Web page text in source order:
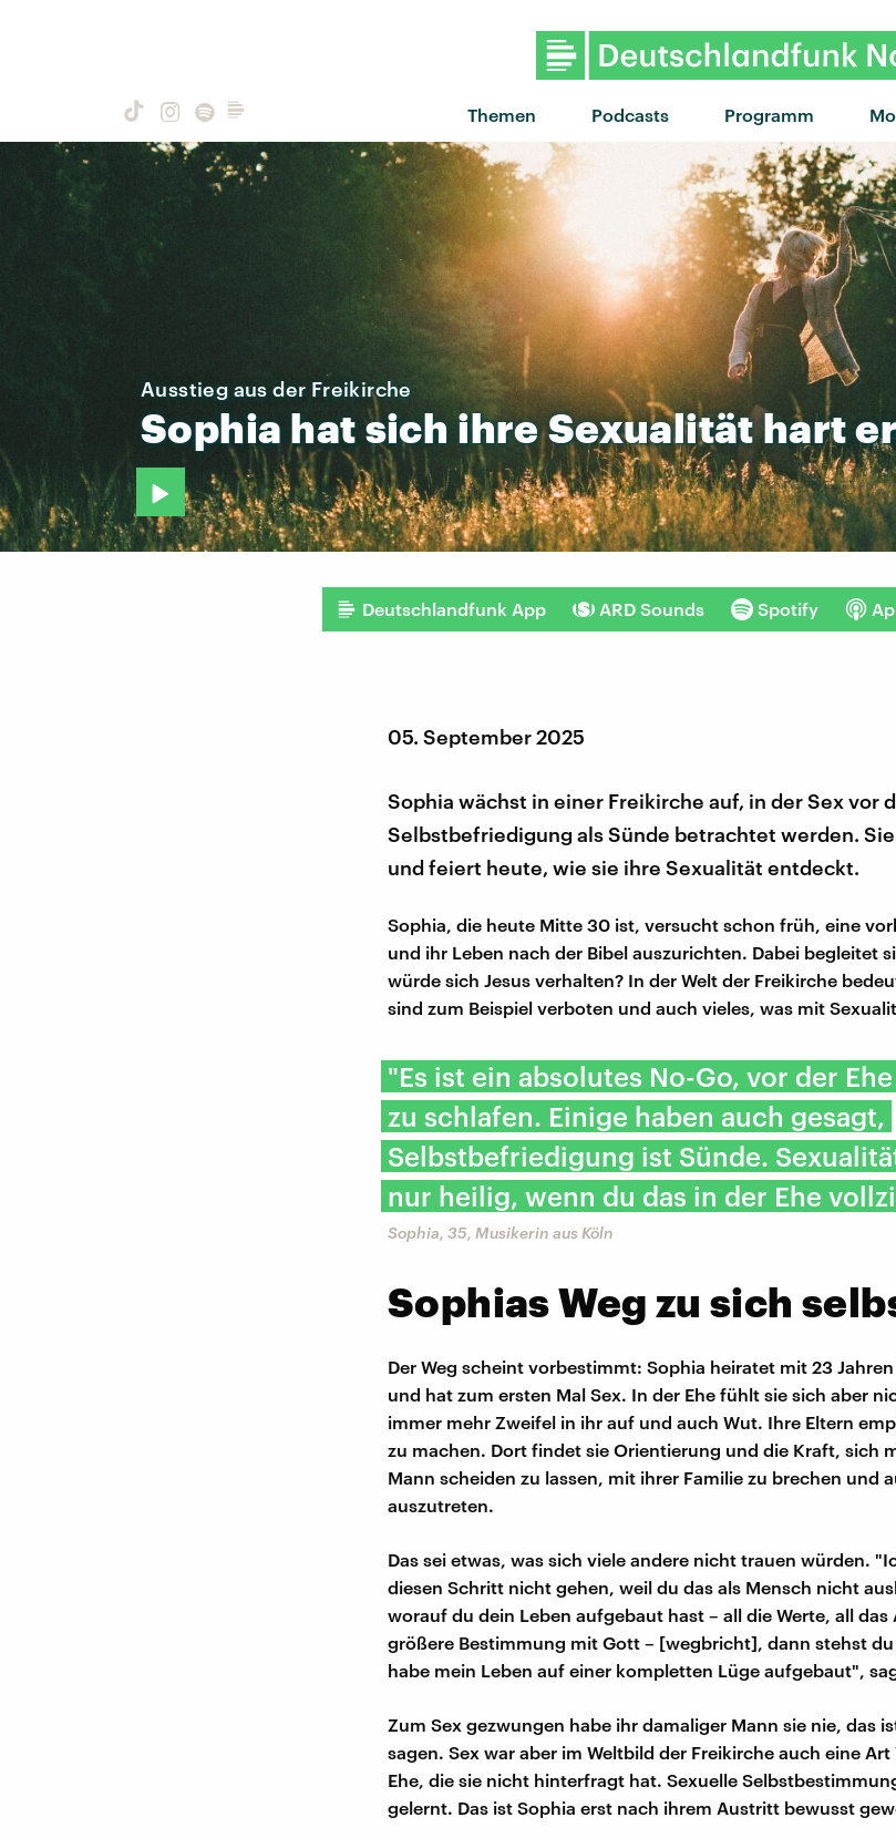
Themen Podcasts Programm
"Changes" von
Ausstieg aus der Freikirche
Sophia hatsichihreSexualitäthart
Deutschlandfunk App ARD Sounds Spotify
05. September 2025
Sophia wächst in einer Freikirche auf, in der Sex vor
Selbstbefriedigung als Sünde betrachtet werden.
und feiert heute, wie sie ihre Sexualität entdeckt.
Sophia, die heute Mitte 30 ist, versucht schon früh, eine
und ihr Leben nach der Bibel auszurichten. Dabei begleitet
würde sich Jesus verhalten? In der Welt der Freikirche
sind zum Beispiel verboten und auch vieles, was mit
"Es ist ein absolutes No-Go, vor der
zu schlafen. Einige haben auch gesagt,
Selbstbefriedigung ist Sünde.
nur heilig, wenn du das in der Ehe
Sophia, 35, Musikerin aus Köln
Sophias Weg zu sich
Der Weg scheint vorbestimmt: Sophia heiratet mit 23
und hat zum ersten Mal Sex. In der Ehe fühlt sie sich aber
immer mehr Zweifel in ihr auf und auch Wut. Ihre Eltern
zu machen. Dort findet sie Orientierung und die Kraft, sich
Mann scheiden zu lassen, mit ihrer Familie zu brechen und
auszutreten.
Das sei etwas, was sich viele andere nicht trauen würden.
diesen Schritt nicht gehen, weil du das als Mensch nicht
worauf du dein Leben aufgebaut hast – all die Werte, all das
größere Bestimmung mit Gott – [wegbricht], dann stehst
habe mein Leben auf einer kompletten Lüge aufgebaut",
Zum Sex gezwungen habe ihr damaliger Mann sie nie, das
sagen. Sex war aber im Weltbild der Freikirche auch eine
Ehe, die sie nicht hinterfragt hat. Sexuelle
gelernt. Das ist Sophia erst nach ihrem Austritt bewusst